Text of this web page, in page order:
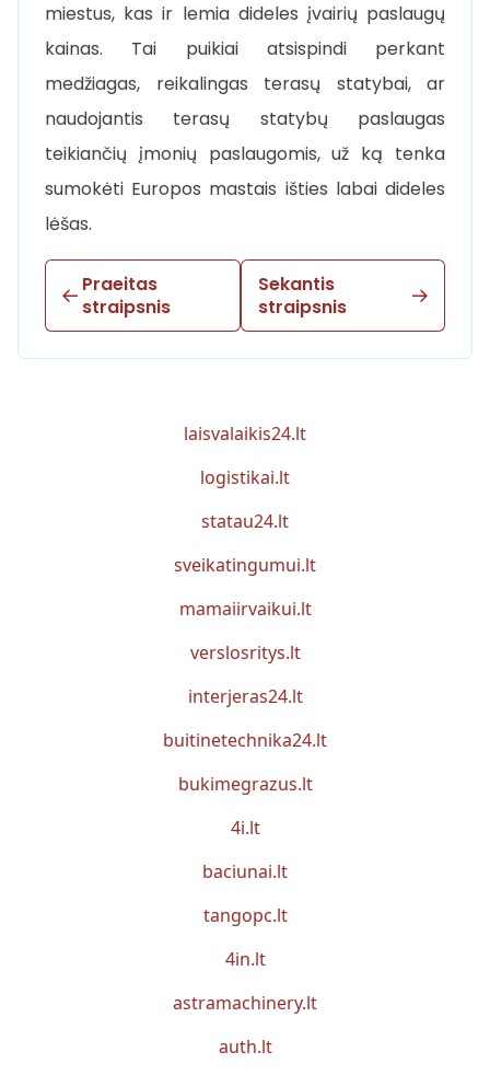
miestus, kas ir lemia dideles įvairių paslaugų
kainas. Tai puikiai atsispindi perkant
medžiagas, reikalingas terasų statybai, ar
naudojantis terasų statybų paslaugas
teikiančių įmonių paslaugomis, už ką tenka
sumokėti Europos mastais išties labai dideles
lėšas.
Praeitas
straipsnis
Sekantis
straipsnis
laisvalaikis24.lt
logistikai.lt
statau24.lt
sveikatingumui.lt
mamaiirvaikui.lt
verslosritys.lt
interjeras24.lt
buitinetechnika24.lt
bukimegrazus.lt
4i.lt
baciunai.lt
tangopc.lt
4in.lt
astramachinery.lt
auth.lt